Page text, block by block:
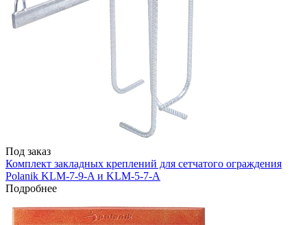
Под заказ
Комплект закладных креплений для сетчатого ограждения
Polanik KLM-7-9-A и KLM-5-7-А
Подробнее